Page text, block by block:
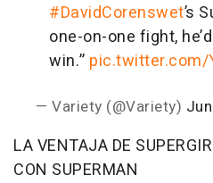
#DavidCorenswet’s
one-on-one fight,
win.” pic.twitter.com/
— Variety (@Variety)
LA VENTAJA DE
CON SUPERMAN